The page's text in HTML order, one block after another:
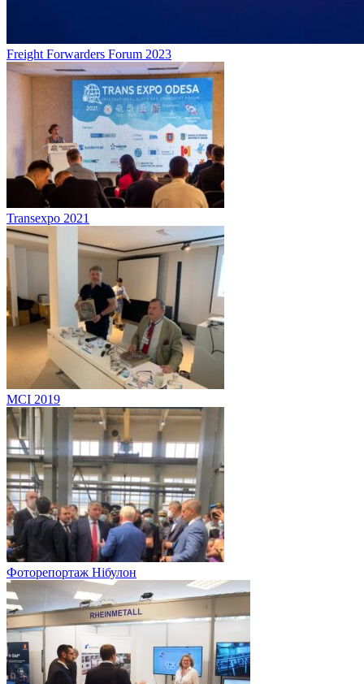
Freight Forwarders Forum 2023
Transexpo 2021
MCI 2019
Фоторепортаж Нібулон